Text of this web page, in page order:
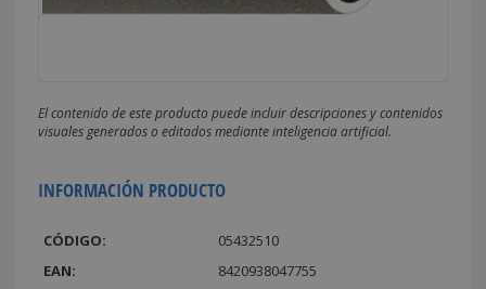
El contenido de este producto puede incluir descripciones y contenidos
visuales generados o editados mediante inteligencia artificial.
INFORMACIÓN PRODUCTO
CÓDIGO:
05432510
EAN:
8420938047755